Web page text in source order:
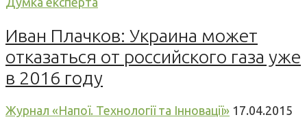
Иван Плачков: Украина может
отказаться от российского газа уже
в 2016 году
Журнал «Напої. Технології та Інновації» 17.04.2015